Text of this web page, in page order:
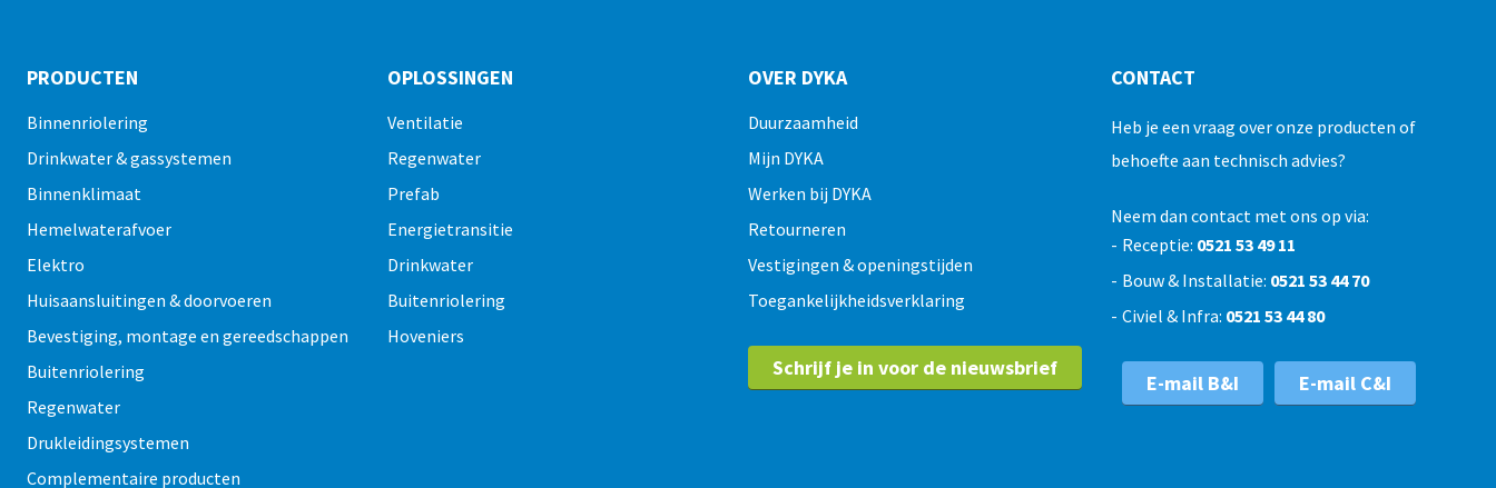
PRODUCTEN
Binnenriolering
Drinkwater & gassystemen
Binnenklimaat
Hemelwaterafvoer
Elektro
Huisaansluitingen & doorvoeren
Bevestiging, montage en gereedschappen
Buitenriolering
Regenwater
Drukleidingsystemen
Complementaire producten
OPLOSSINGEN
Ventilatie
Regenwater
Prefab
Energietransitie
Drinkwater
Buitenriolering
Hoveniers
OVER DYKA
Duurzaamheid
Mijn DYKA
Werken bij DYKA
Retourneren
Vestigingen & openingstijden
Toegankelijkheidsverklaring
Schrijf je in voor de nieuwsbrief
CONTACT
Heb je een vraag over onze producten of
behoefte aan technisch advies?
Neem dan contact met ons op via:
Receptie: 0521 53 49 11
Bouw & Installatie: 0521 53 44 70
Civiel & Infra: 0521 53 44 80
E-mail B&I E-mail C&I